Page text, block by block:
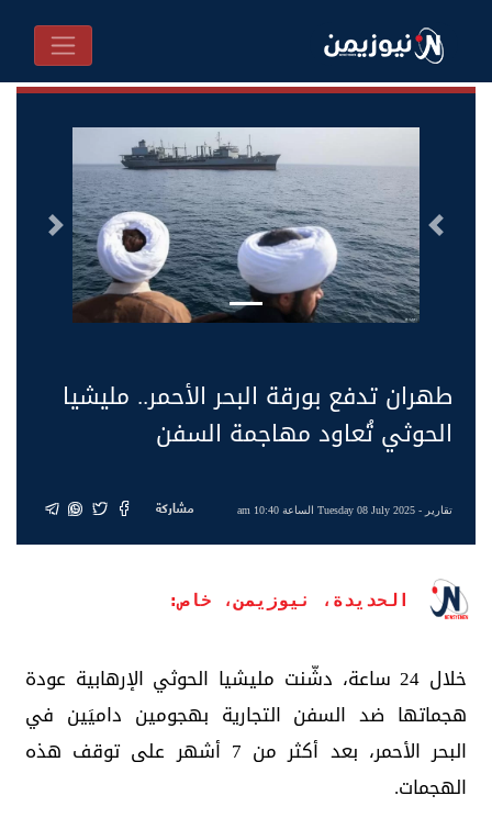
السابق التالى
طهران تدفع بورقة البحر الأحمر.. مليشيا
الحوثي تُعاود مهاجمة السفن
تقارير - Tuesday 08 July 2025 الساعة 10:40 am مشاركة
الحديدة، نيوزيمن، خاص:
خلال 24 ساعة، دشّنت مليشيا الحوثي الإرهابية عودة
هجماتها ضد السفن التجارية بهجومين داميَين في
البحر الأحمر، بعد أكثر من 7 أشهر على توقف هذه
الهجمات.